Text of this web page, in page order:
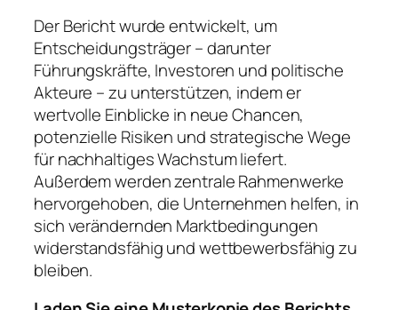
Der Bericht wurde entwickelt, um
Entscheidungsträger – darunter
Führungskräfte, Investoren und politische
Akteure – zu unterstützen, indem er
wertvolle Einblicke in neue Chancen,
potenzielle Risiken und strategische Wege
für nachhaltiges Wachstum liefert.
Außerdem werden zentrale Rahmenwerke
hervorgehoben, die Unternehmen helfen, in
sich verändernden Marktbedingungen
widerstandsfähig und wettbewerbsfähig zu
bleiben.